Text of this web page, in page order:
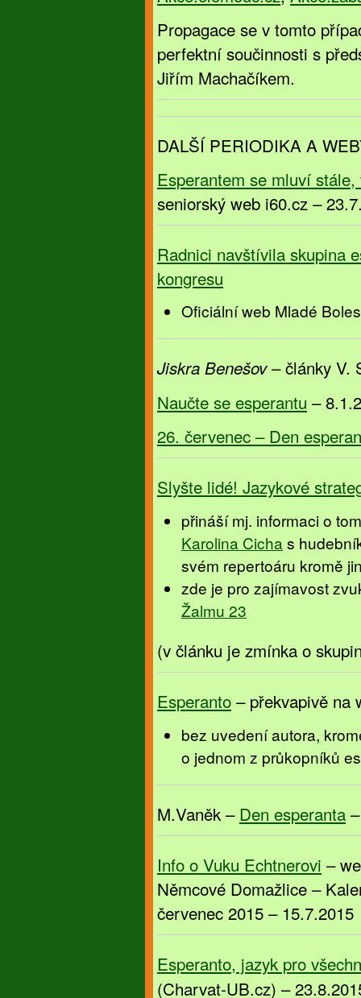
Propagace se v tomto
perfektní součinnosti s
Jiřím Machačíkem.
DALŠÍ PERIODIKA A
Esperantem se mluví
seniorský web i60.cz –
Radnici navštívila skupina
kongresu
Oficiální web Mladé
Jiskra Benešov– články V.
Naučte se esperantu –
26. červenec – Den
Slyšte lidé! Jazykové
přináší mj. informaci o
Karolina Cicha s
svém repertoáru kromě
zde je pro zajímavost
Žalmu 23
(v článku je zmínka o
Esperanto – překvapivě na
bez uvedení autora,
o jednom z průkopníků
M.Vaněk – Den esperanta
Info o Vuku Echtnerovi –
Němcové Domažlice –
červenec 2015 – 15.7.2015
Esperanto, jazyk pro
(Charvat-UB.cz) –